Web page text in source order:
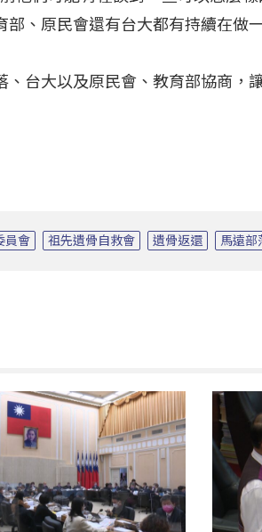
、原民會還有台大都有持續在做
台大以及原民會、教育部協商，
員會 祖先遺骨自救會 遺骨返還 馬遠部